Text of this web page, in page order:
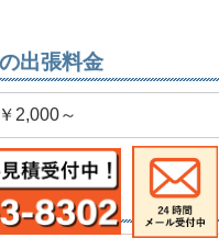
出張料金
￥2,000～